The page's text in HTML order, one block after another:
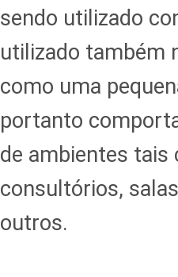
sendo utilizado
utilizado também
como uma
portanto
de ambientes
consultórios,
outros.